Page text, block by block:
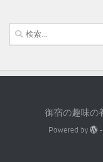
検
索:
御宿の趣味の
Powered by